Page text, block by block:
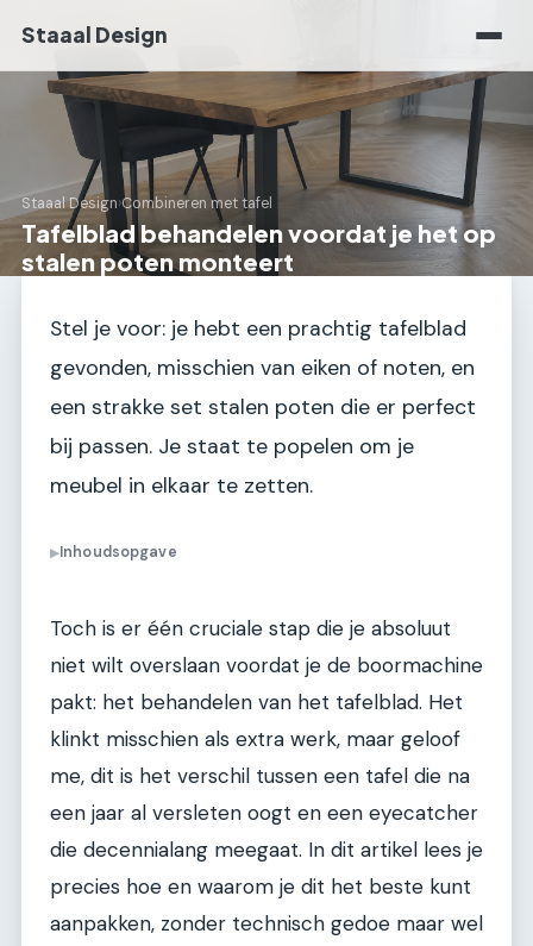
Staaal Design
Staaal Design›Combineren met tafel
Tafelblad behandelen voordat je het op
stalen poten monteert
Stel je voor: je hebt een prachtig tafelblad
gevonden, misschien van eiken of noten, en
een strakke set stalen poten die er perfect
bij passen. Je staat te popelen om je
meubel in elkaar te zetten.
▶Inhoudsopgave
Toch is er één cruciale stap die je absoluut
niet wilt overslaan voordat je de boormachine
pakt: het behandelen van het tafelblad. Het
klinkt misschien als extra werk, maar geloof
me, dit is het verschil tussen een tafel die na
een jaar al versleten oogt en een eyecatcher
die decennialang meegaat. In dit artikel lees je
precies hoe en waarom je dit het beste kunt
aanpakken, zonder technisch gedoe maar wel